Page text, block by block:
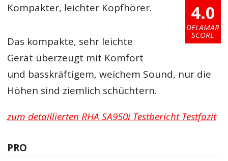
4.0
DELAMAR
SCORE
Kompakter, leichter Kopfhörer.
Das kompakte, sehr leichte
Gerät überzeugt mit Komfort
und basskräftigem, weichem Sound, nur die
Höhen sind ziemlich schüchtern.
zum detaillierten RHA SA950i Testbericht Testfazit
PRO